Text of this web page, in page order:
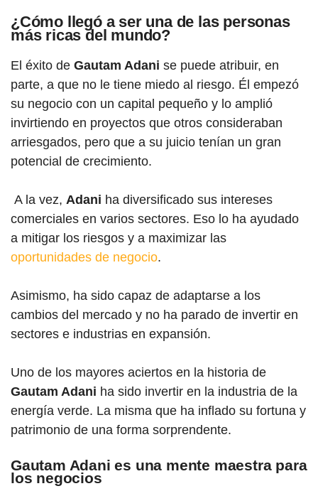
¿Cómo llegó a ser una de las personas
más ricas del mundo?
El éxito de Gautam Adani se puede atribuir, en
parte, a que no le tiene miedo al riesgo. Él empezó
su negocio con un capital pequeño y lo amplió
invirtiendo en proyectos que otros consideraban
arriesgados, pero que a su juicio tenían un gran
potencial de crecimiento.
A la vez, Adani ha diversificado sus intereses
comerciales en varios sectores. Eso lo ha ayudado
a mitigar los riesgos y a maximizar las
oportunidades de negocio.
Asimismo, ha sido capaz de adaptarse a los
cambios del mercado y no ha parado de invertir en
sectores e industrias en expansión.
Uno de los mayores aciertos en la historia de
Gautam Adani ha sido invertir en la industria de la
energía verde. La misma que ha inflado su fortuna y
patrimonio de una forma sorprendente.
Gautam Adani es una mente maestra para
los negocios